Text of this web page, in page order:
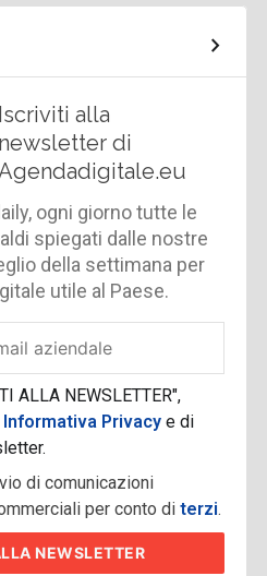
Iscriviti alla
newsletter di
ogni giorno tutte le
spiegati dalle nostre
della settimana per
utile al Paese.
ALLA NEWSLETTER",
Informativa Privacye di
di comunicazioni
per conto diterzi.
NEWSLETTER